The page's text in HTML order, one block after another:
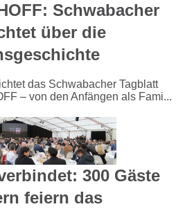
Schwabacher
über die
das Schwabacher Tagblatt
– von den Anfängen als Fami...
300 Gäste
feiern das